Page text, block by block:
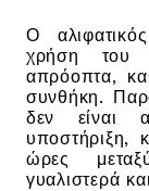
Ο
χρήση του
απρόοπτα,
συνθήκη.
δεν είναι
υποστήριξη,
ώρες
γυαλιστερά